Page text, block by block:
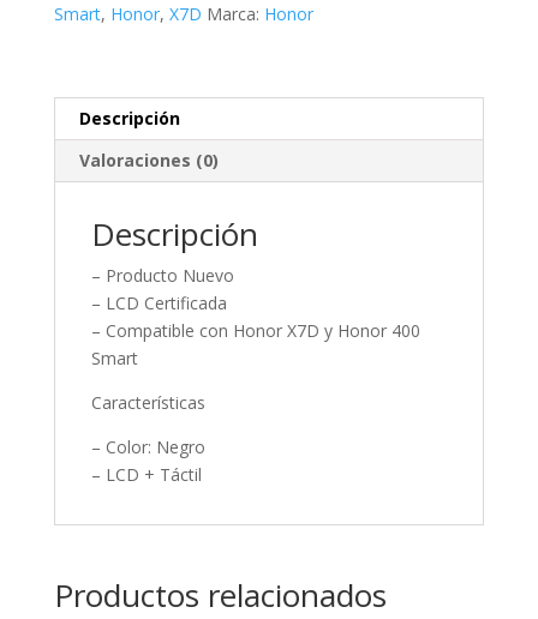
Smart, Honor, X7D Marca: Honor
Descripción
Valoraciones (0)
Descripción
– Producto Nuevo
– LCD Certificada
– Compatible con Honor X7D y Honor 400
Smart
Características
– Color: Negro
– LCD + Táctil
Productos relacionados